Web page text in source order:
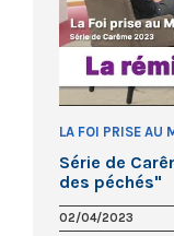
LA FOI PRISE AU
Série de
des péchés"
02/04/2023